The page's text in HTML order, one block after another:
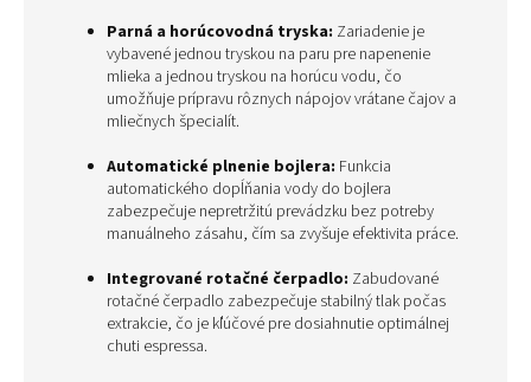
Parná a horúcovodná tryska: Zariadenie je
vybavené jednou tryskou na paru pre napenenie
mlieka a jednou tryskou na horúcu vodu, čo
umožňuje prípravu rôznych nápojov vrátane čajov a
mliečnych špecialít.
Automatické plnenie bojlera: Funkcia
automatického dopĺňania vody do bojlera
zabezpečuje nepretržitú prevádzku bez potreby
manuálneho zásahu, čím sa zvyšuje efektivita práce.
Integrované rotačné čerpadlo: Zabudované
rotačné čerpadlo zabezpečuje stabilný tlak počas
extrakcie, čo je kľúčové pre dosiahnutie optimálnej
chuti espressa.